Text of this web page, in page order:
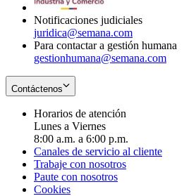
Notificaciones judiciales
juridica@semana.com
Para contactar a gestión humana
gestionhumana@semana.com
Contáctenos
Horarios de atención
Lunes a Viernes
8:00 a.m. a 6:00 p.m.
Canales de servicio al cliente
Trabaje con nosotros
Paute con nosotros
Cookies